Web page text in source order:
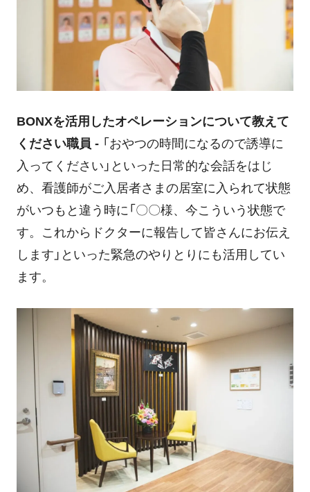
BONXを活用したオペレーションについて教えて
ください職員 - 「おやつの時間になるので誘導に
入ってください」といった日常的な会話をはじ
め、看護師がご入居者さまの居室に入られて状態
がいつもと違う時に「〇〇様、今こういう状態で
す。これからドクターに報告して皆さんにお伝え
します」といった緊急のやりとりにも活用してい
ます。